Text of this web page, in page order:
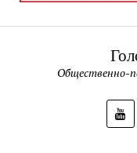
Общественно-